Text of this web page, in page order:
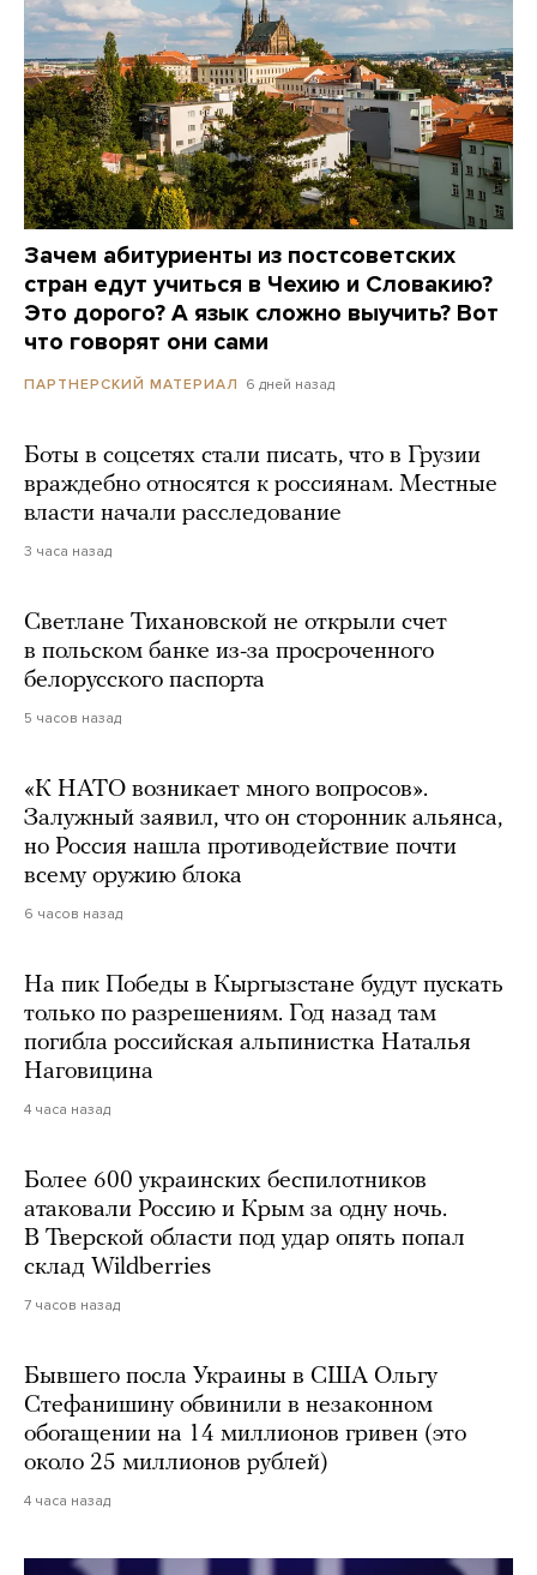
Зачем абитуриенты из постсоветских
стран едут учиться в Чехию и Словакию?
Это дорого? А язык сложно выучить? Вот
что говорят они сами
ПАРТНЕРСКИЙ МАТЕРИАЛ 6 дней назад
Боты в соцсетях стали писать, что в Грузии
враждебно относятся к россиянам. Местные
власти начали расследование
3 часа назад
Светлане Тихановской не открыли счет
в польском банке из-за просроченного
белорусского паспорта
5 часов назад
«К НАТО возникает много вопросов».
Залужный заявил, что он сторонник альянса,
но Россия нашла противодействие почти
всему оружию блока
6 часов назад
На пик Победы в Кыргызстане будут пускать
только по разрешениям. Год назад там
погибла российская альпинистка Наталья
Наговицина
4 часа назад
Более 600 украинских беспилотников
атаковали Россию и Крым за одну ночь.
В Тверской области под удар опять попал
склад Wildberries
7 часов назад
Бывшего посла Украины в США Ольгу
Стефанишину обвинили в незаконном
обогащении на 14 миллионов гривен (это
около 25 миллионов рублей)
4 часа назад